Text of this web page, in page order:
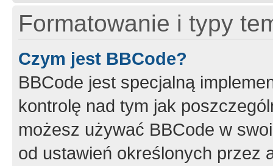
Formatowanie i typy
Czym jest BBCode?
BBCode jest specjalną
kontrolę nad tym jak
możesz używać BBCode w
od ustawień określonych przez